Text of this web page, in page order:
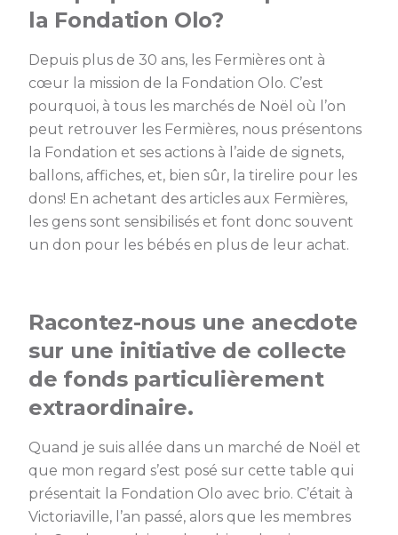
la Fondation Olo?
Depuis plus de 30 ans, les Fermières ont à
cœur la mission de la Fondation Olo. C’est
pourquoi, à tous les marchés de Noël où l’on
peut retrouver les Fermières, nous présentons
la Fondation et ses actions à l’aide de signets,
ballons, affiches, et, bien sûr, la tirelire pour les
dons! En achetant des articles aux Fermières,
les gens sont sensibilisés et font donc souvent
un don pour les bébés en plus de leur achat.
Racontez-nous une anecdote
sur une initiative de collecte
de fonds particulièrement
extraordinaire.
Quand je suis allée dans un marché de Noël et
que mon regard s’est posé sur cette table qui
présentait la Fondation Olo avec brio. C’était à
Victoriaville, l’an passé, alors que les membres